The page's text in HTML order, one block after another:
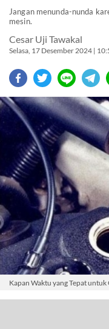
Jangan menunda-nunda
mesin.
Cesar Uji Tawakal
Selasa, 17 Desember 2024 |
Kapan Waktu yang Tepat